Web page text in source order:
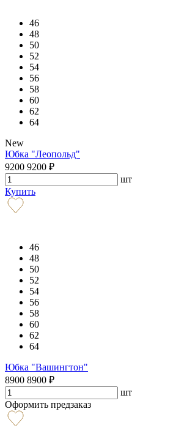
46
48
50
52
54
56
58
60
62
64
New
Юбка "Леопольд"
9200 9200 ₽
шт
Купить
46
48
50
52
54
56
58
60
62
64
Юбка "Вашингтон"
8900 8900 ₽
шт
Оформить предзаказ